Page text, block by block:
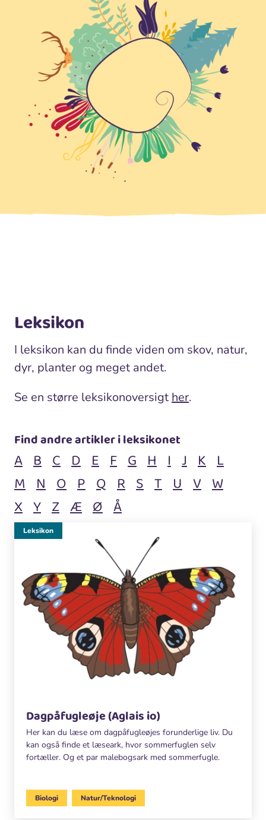
Leksikon
I leksikon kan du finde viden om skov, natur,
dyr, planter og meget andet.
Se en større leksikonoversigt her.
Find andre artikler i leksikonet
A B C D E F G H I J K L
M N O P Q R S T U V W
X Y Z Æ Ø Å
Dagpåfugleøje (Aglais io)
Her kan du læse om dagpåfugleøjes forunderlige liv. Du
kan også finde et læseark, hvor sommerfuglen selv
fortæller. Og et par malebogsark med sommerfugle.
Leksikon
Biologi Natur/Teknologi